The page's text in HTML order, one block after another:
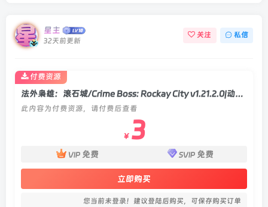
星主
32天前更新
关注 私信
法外枭雄：滚石城/Crime Boss: Rockay City v1.21.2.0|动作射击|容量96GB|官方中文版
此内容为付费资源，请付费后查看
￥ 3
VIP 免费 SVIP 免费
立即购买
您当前未登录！建议登陆后购买，可保存购买订单
付费资源